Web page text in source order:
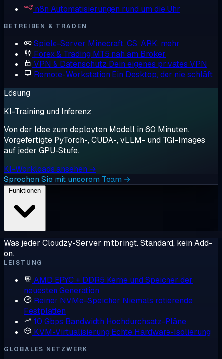
n8n Automatisierungen rund um die Uhr
BETREIBEN & TRADEN
Spiele-Server Minecraft, CS, ARK, mehr
Forex & Trading MT5 nah am Broker
VPN & Datenschutz Dein eigenes privates VPN
Remote-Workstation Ein Desktop, der nie schläft
Lösung
KI-Training und Inferenz
Von der Idee zum deployten Modell in 60 Minuten.
Vorgefertigte PyTorch-, CUDA-, vLLM- und TGI-Images
auf jeder GPU-Stufe.
KI-Workloads ansehen →
Sprechen Sie mit unserem Team →
Was jeder Cloudzy-Server mitbringt. Standard, kein Add-
on.
LEISTUNG
AMD EPYC + DDR5 Kerne und Speicher der
neuesten Generation
Reiner NVMe-Speicher Niemals rotierende
Festplatten
10 Gbps Bandwidth Hochdurchsatz-Pläne
KVM-Virtualisierung Echte Hardware-Isolierung
GLOBALES NETZWERK